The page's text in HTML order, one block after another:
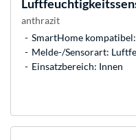
anthrazit
SmartHome kompatibel:
Melde-/Sensorart:
Einsatzbereich: Innen